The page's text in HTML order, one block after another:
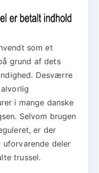
som et
grund af dets
Desværre
i mange danske
Selvom brugen
er der
uforvarende deler
trussel.